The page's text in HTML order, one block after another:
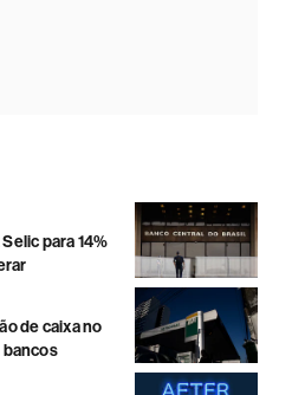
para 14%
de caixa no